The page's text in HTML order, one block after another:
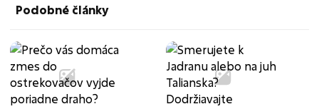
Podobné články